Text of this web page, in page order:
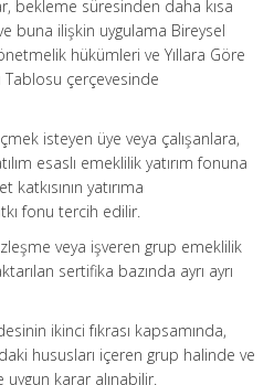
bekleme süresinden daha kısa
buna ilişkin uygulama Bireysel
hükümleri ve Yıllara Göre
Tablosu çerçevesinde
isteyen üye veya çalışanlara,
esaslı emeklilik yatırım fonuna
yatırıma
fonu tercih edilir.
veya işveren grup emeklilik
sertifika bazında ayrı ayrı
ikinci fıkrası kapsamında,
hususları içeren grup halinde ve
uygun karar alınabilir.